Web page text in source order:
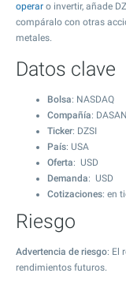
operar o invertir, añade
compáralo con otras
metales.
Datos clave
Bolsa: NASDAQ
Compañía:
Ticker: DZSI
País: USA
Oferta: USD
Demanda: USD
Cotizaciones: en
Riesgo
Advertencia de riesgo: El
rendimientos futuros.